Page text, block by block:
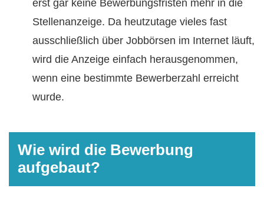
erst gar keine Bewerbungsfristen mehr in die
Stellenanzeige. Da heutzutage vieles fast
ausschließlich über Jobbörsen im Internet läuft,
wird die Anzeige einfach herausgenommen,
wenn eine bestimmte Bewerberzahl erreicht
wurde.
Wie wird die Bewerbung
aufgebaut?